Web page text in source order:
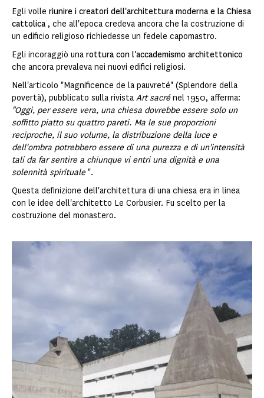
Egli volle riunire i creatori dell'architettura moderna e la Chiesa
cattolica , che all'epoca credeva ancora che la costruzione di
un edificio religioso richiedesse un fedele capomastro.
Egli incoraggiò una rottura con l'accademismo architettonico
che ancora prevaleva nei nuovi edifici religiosi.
Nell'articolo "Magnificence de la pauvreté" (Splendore della
povertà), pubblicato sulla rivista Art sacrénel 1950, afferma:
"Oggi, per essere vera, una chiesa dovrebbe essere solo un
soffitto piatto su quattro pareti. Ma le sue proporzioni
reciproche, il suo volume, la distribuzione della luce e
dell'ombra potrebbero essere di una purezza e di un'intensità
tali da far sentire a chiunque vi entri una dignità e una
solennità spirituale ".
Questa definizione dell'architettura di una chiesa era in linea
con le idee dell'architetto Le Corbusier. Fu scelto per la
costruzione del monastero.